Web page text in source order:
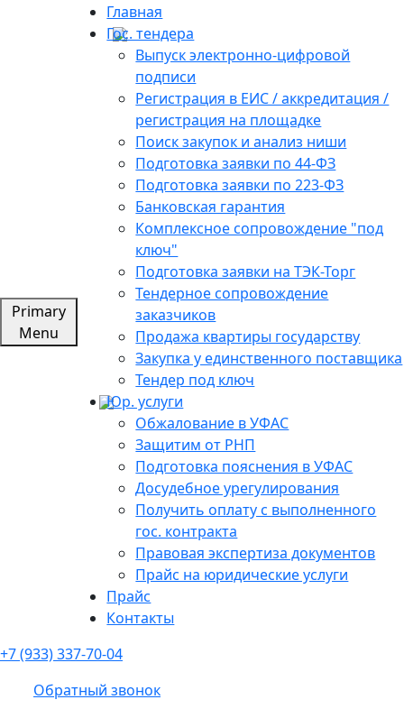
Primary
Menu
Главная
Гос. тендера
Выпуск электронно-цифровой
подписи
Регистрация в ЕИС / аккредитация /
регистрация на площадке
Поиск закупок и анализ ниши
Подготовка заявки по 44-ФЗ
Подготовка заявки по 223-ФЗ
Банковская гарантия
Комплексное сопровождение "под
ключ"
Подготовка заявки на ТЭК-Торг
Тендерное сопровождение
заказчиков
Продажа квартиры государству
Закупка у единственного поставщика
Тендер под ключ
Юр. услуги
Обжалование в УФАС
Защитим от РНП
Подготовка пояснения в УФАС
Досудебное урегулирования
Получить оплату с выполненного
гос. контракта
Правовая экспертиза документов
Прайс на юридические услуги
Прайс
Контакты
+7 (933) 337-70-04
Обратный звонок